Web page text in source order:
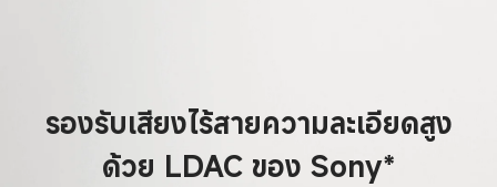
รองรับเสียงไร้สายความละเอียดสูง
ด้วย LDAC ของ Sony*